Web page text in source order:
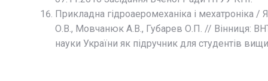
Прикладна гідроаеромеханіка і мехатроніка
О.В., Мовчанюк А.В., Губарев О.П. // Вінниця:
науки України як підручник для студентів